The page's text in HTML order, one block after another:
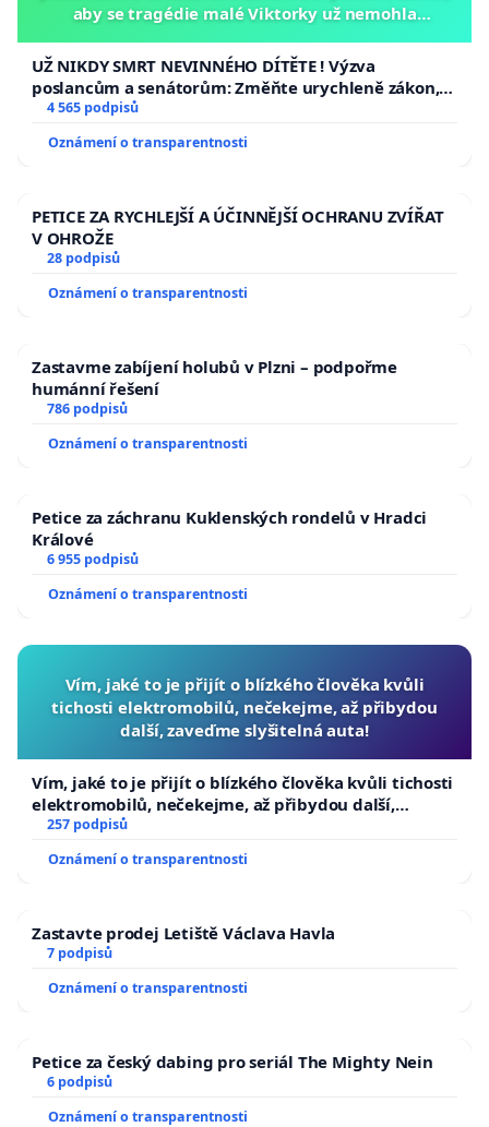
aby se tragédie malé Viktorky už nemohla
UŽ NIKDY SMRT NEVINNÉHO DÍTĚTE ! Výzva
poslancům a senátorům: Změňte urychleně zákon,
aby se tragédie malé Viktorky už nemohla opakovat!
4 565 podpisů
Oznámení o transparentnosti
PETICE ZA RYCHLEJŠÍ A ÚČINNĚJŠÍ OCHRANU ZVÍŘAT
V OHROŽE
28 podpisů
Oznámení o transparentnosti
Zastavme zabíjení holubů v Plzni – podpořme
humánní řešení
786 podpisů
Oznámení o transparentnosti
Petice za záchranu Kuklenských rondelů v Hradci
Králové
6 955 podpisů
Oznámení o transparentnosti
Vím, jaké to je přijít o blízkého člověka kvůli
tichosti elektromobilů, nečekejme, až přibydou
další, zaveďme slyšitelná auta!
Vím, jaké to je přijít o blízkého člověka kvůli tichosti
elektromobilů, nečekejme, až přibydou další,
zaveďme slyšitelná auta!
257 podpisů
Oznámení o transparentnosti
Zastavte prodej Letiště Václava Havla
7 podpisů
Oznámení o transparentnosti
Petice za český dabing pro seriál The Mighty Nein
6 podpisů
Oznámení o transparentnosti